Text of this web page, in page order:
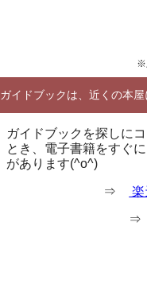
※
ガイドブックは、近くの本
ガイドブックを探しに
とき、電子書籍をすぐ
があります(^o^)
⇒ 楽
⇒